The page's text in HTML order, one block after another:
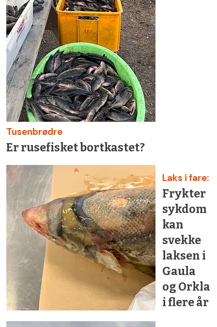
Tusenbrødre
Er rusefisket bortkastet?
Laks i fare:
Frykter
sykdom
kan
svekke
laksen i
Gaula
og Orkla
i flere år